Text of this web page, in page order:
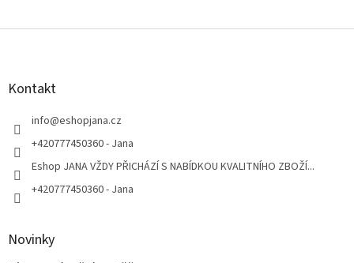
Z
Kontakt
info@eshopjana.cz
+420777450360 - Jana
Eshop JANA VŽDY PŘICHÁZÍ S NABÍDKOU KVALITNÍHO ZBOŽÍ...
+420777450360 - Jana
Novinky